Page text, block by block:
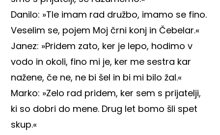
Danilo: »Tle imam rad družbo, imamo se fino.
Veselim se, pojem Moj črni konj in Čebelar.«
Janez: »Pridem zato, ker je lepo, hodimo v
vodo in okoli, fino mi je, ker me sestra kar
nažene, če ne, ne bi šel in bi mi bilo žal.«
Marko: »Zelo rad pridem, ker sem s prijatelji,
ki so dobri do mene. Drug let bomo šli spet
skup.«